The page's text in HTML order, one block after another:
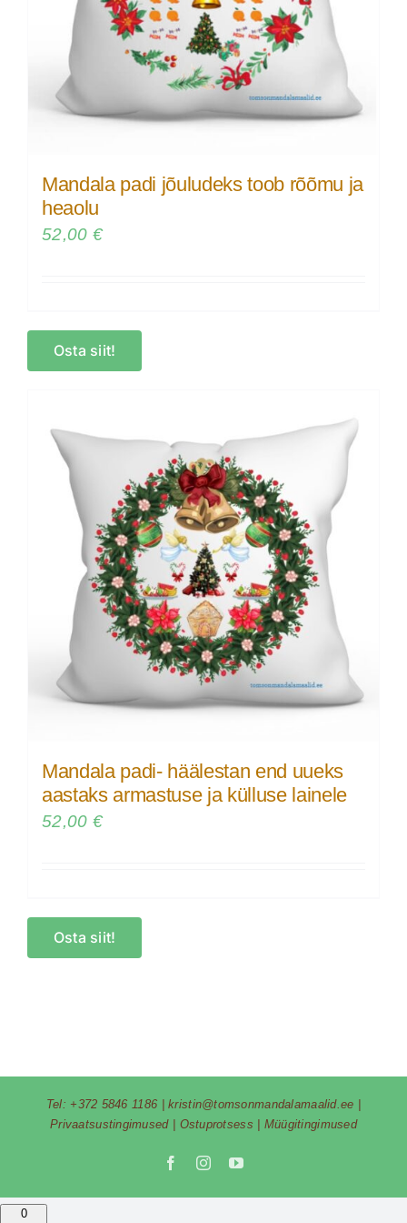
Mandala padi jõuludeks toob rõõmu ja
heaolu
52,00 €
Osta siit!
Mandala padi- häälestan end uueks
aastaks armastuse ja külluse lainele
52,00 €
Osta siit!
Tel: +372 5846 1186 |kristin@tomsonmandalamaalid.ee
Privaatsustingimused| Ostuprotsess Müügitingimused
FacebookInstagramYouTube
0